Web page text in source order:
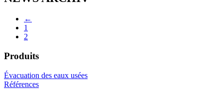
←
1
2
Produits
Évacuation des eaux usées
Références